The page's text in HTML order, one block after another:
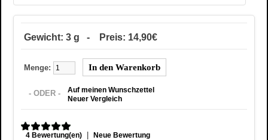
Gewicht: 3 g - Preis: 14,90€
Menge:
- ODER -
Auf meinen Wunschzettel
Neuer Vergleich
4 Bewertung(en) | Neue Bewertung